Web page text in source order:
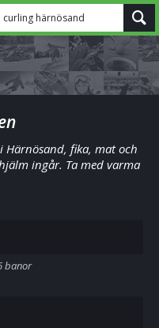
curling härnösand
fika, mat och
ingår. Ta med varma
banor